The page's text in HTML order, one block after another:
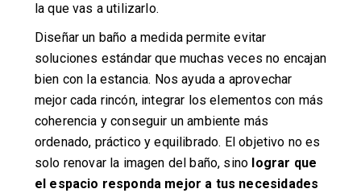
la que vas a utilizarlo.
Diseñar un baño a medida permite evitar
soluciones estándar que muchas veces no encajan
bien con la estancia. Nos ayuda a aprovechar
mejor cada rincón, integrar los elementos con más
coherencia y conseguir un ambiente más
ordenado, práctico y equilibrado. El objetivo no es
solo renovar la imagen del baño, sino lograr que
el espacio responda mejor a tus necesidades